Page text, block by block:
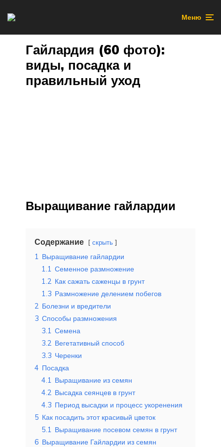
Меню
Гайлардия (60 фото):
виды, посадка и
правильный уход
Выращивание гайлардии
Содержание скрыть
1 Выращивание гайлардии
1.1 Семенное размножение
1.2 Как сажать саженцы в грунт
1.3 Размножение делением побегов
2 Болезни и вредители
3 Способы размножения
3.1 Семена
3.2 Вегетативный способ
3.3 Черенки
4 Посадка
4.1 Выращивание из семян
4.2 Высадка сеянцев в грунт
4.3 Период высадки и процесс укоренения
5 Как посадить этот красивый цветок
5.1 Выращивание посевом семян в грунт
6 Выращивание Гайлардии из семян